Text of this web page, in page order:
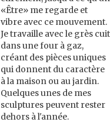
«Être» me regarde et
vibre avec ce mouvement.
Je travaille avec le grès cuit
dans une four à gaz,
créant des pièces uniques
qui donnent du caractère
à la maison ou au jardin.
Quelques unes de mes
sculptures peuvent rester
dehors à l'année.